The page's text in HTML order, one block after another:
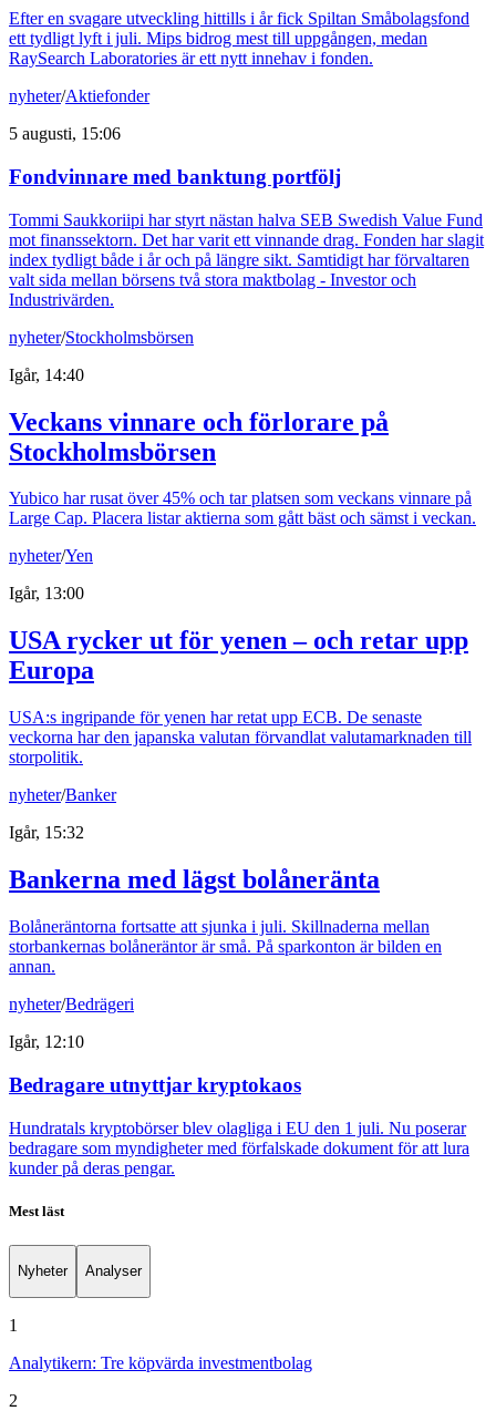
Efter en svagare utveckling hittills i år fick Spiltan Småbolagsfond
ett tydligt lyft i juli. Mips bidrog mest till uppgången, medan
RaySearch Laboratories är ett nytt innehav i fonden.
nyheter/Aktiefonder
5 augusti, 15:06
Fondvinnare med banktung portfölj
Tommi Saukkoriipi har styrt nästan halva SEB Swedish Value Fund
mot finanssektorn. Det har varit ett vinnande drag. Fonden har slagit
index tydligt både i år och på längre sikt. Samtidigt har förvaltaren
valt sida mellan börsens två stora maktbolag - Investor och
Industrivärden.
nyheter/Stockholmsbörsen
Igår, 14:40
Veckans vinnare och förlorare på
Stockholmsbörsen
Yubico har rusat över 45% och tar platsen som veckans vinnare på
Large Cap. Placera listar aktierna som gått bäst och sämst i veckan.
nyheter/Yen
Igår, 13:00
USA rycker ut för yenen – och retar upp
Europa
USA:s ingripande för yenen har retat upp ECB. De senaste
veckorna har den japanska valutan förvandlat valutamarknaden till
storpolitik.
nyheter/Banker
Igår, 15:32
Bankerna med lägst bolåneränta
Bolåneräntorna fortsatte att sjunka i juli. Skillnaderna mellan
storbankernas bolåneräntor är små. På sparkonton är bilden en
annan.
nyheter/Bedrägeri
Igår, 12:10
Bedragare utnyttjar kryptokaos
Hundratals kryptobörser blev olagliga i EU den 1 juli. Nu poserar
bedragare som myndigheter med förfalskade dokument för att lura
kunder på deras pengar.
Mest läst
Nyheter Analyser
1
Analytikern: Tre köpvärda investmentbolag
2